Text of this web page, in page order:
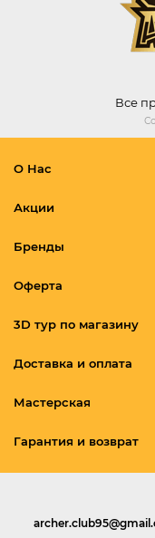
Все
О Нас
Акции
Бренды
Оферта
3D тур по магазину
Доставка и оплата
Мастерская
Гарантия и возврат